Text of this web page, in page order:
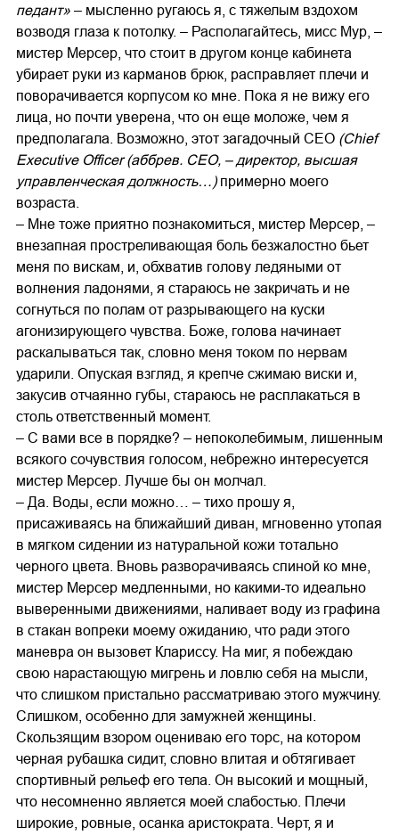
педант» – мысленно ругаюсь я, с тяжелым вздохом
возводя глаза к потолку. – Располагайтесь, мисс Мур, –
мистер Мерсер, что стоит в другом конце кабинета
убирает руки из карманов брюк, расправляет плечи и
поворачивается корпусом ко мне. Пока я не вижу его
лица, но почти уверена, что он еще моложе, чем я
предполагала. Возможно, этот загадочный CEO (Chief
Executive Officer (аббрев. CEO, – директор, высшая
управленческая должность…)примерно моего
возраста.
– Мне тоже приятно познакомиться, мистер Мерсер, –
внезапная простреливающая боль безжалостно бьет
меня по вискам, и, обхватив голову ледяными от
волнения ладонями, я стараюсь не закричать и не
согнуться по полам от разрывающего на куски
агонизирующего чувства. Боже, голова начинает
раскалываться так, словно меня током по нервам
ударили. Опуская взгляд, я крепче сжимаю виски и,
закусив отчаянно губы, стараюсь не расплакаться в
столь ответственный момент.
– С вами все в порядке? – непоколебимым, лишенным
всякого сочувствия голосом, небрежно интересуется
мистер Мерсер. Лучше бы он молчал.
– Да. Воды, если можно… – тихо прошу я,
присаживаясь на ближайший диван, мгновенно утопая
в мягком сидении из натуральной кожи тотально
черного цвета. Вновь разворачиваясь спиной ко мне,
мистер Мерсер медленными, но какими-то идеально
выверенными движениями, наливает воду из графина
в стакан вопреки моему ожиданию, что ради этого
маневра он вызовет Клариссу. На миг, я побеждаю
свою нарастающую мигрень и ловлю себя на мысли,
что слишком пристально рассматриваю этого мужчину.
Слишком, особенно для замужней женщины.
Скользящим взором оцениваю его торс, на котором
черная рубашка сидит, словно влитая и обтягивает
спортивный рельеф его тела. Он высокий и мощный,
что несомненно является моей слабостью. Плечи
широкие, ровные, осанка аристократа. Черт, я и